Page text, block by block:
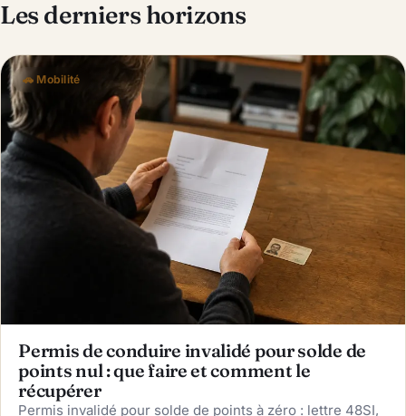
Les derniers horizons
🚗 Mobilité
Permis de conduire invalidé pour solde de
points nul : que faire et comment le
récupérer
Permis invalidé pour solde de points à zéro : lettre 48SI,